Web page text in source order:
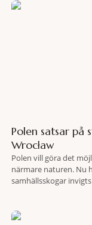
Polen satsar på
Wrocław
Polen vill göra det
närmare naturen. Nu
samhällsskogar
fler människor ska